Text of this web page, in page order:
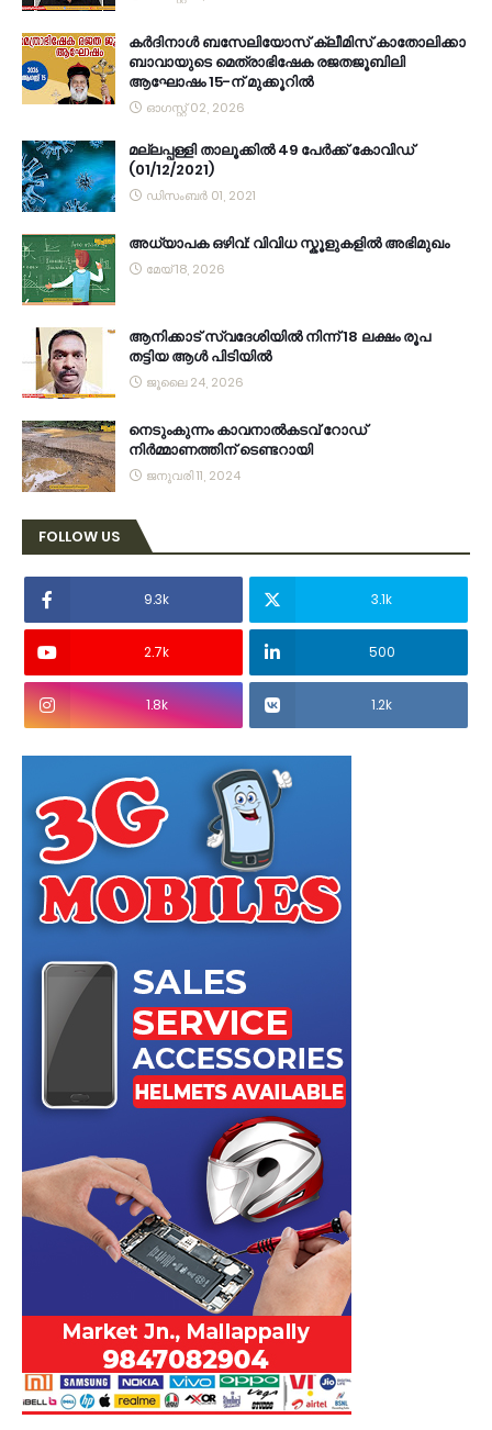
കര്‍ദിനാള്‍ ബസേലിയോസ് ക്ലീമിസ് കാതോലിക്കാ
ബാവായുടെ മെത്രാഭിഷേക രജതജൂബിലി
ആഘോഷം 15-ന് മുക്കൂറില്‍
ഓഗസ്റ്റ് 02, 2026
മല്ലപ്പള്ളി താലൂക്കിൽ 49 പേർക്ക് കോവിഡ്
(01/12/2021)
ഡിസംബർ 01, 2021
അധ്യാപക ഒഴിവ്: വിവിധ സ്കൂളുകളിൽ അഭിമുഖം
മേയ് 18, 2026
ആനിക്കാട് സ്വദേശിയിൽ നിന്ന് 18 ലക്ഷം രൂപ
തട്ടിയ ആൾ പിടിയിൽ
ജൂലൈ 24, 2026
നെടുംകുന്നം കാവനാല്‍കടവ് റോഡ്
നിര്‍മ്മാണത്തിന് ടെണ്ടറായി
ജനുവരി 11, 2024
FOLLOW US
9.3k 3.1k
2.7k 500
1.8k 1.2k